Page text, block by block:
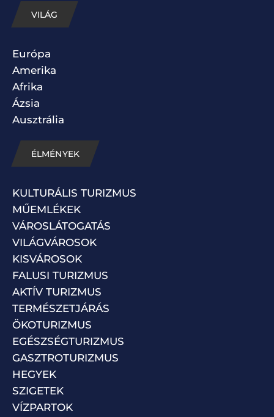
VILÁG
Európa
Amerika
Afrika
Ázsia
Ausztrália
ÉLMÉNYEK
KULTURÁLIS TURIZMUS
MŰEMLÉKEK
VÁROSLÁTOGATÁS
VILÁGVÁROSOK
KISVÁROSOK
FALUSI TURIZMUS
AKTÍV TURIZMUS
TERMÉSZETJÁRÁS
ÖKOTURIZMUS
EGÉSZSÉGTURIZMUS
GASZTROTURIZMUS
HEGYEK
SZIGETEK
VÍZPARTOK